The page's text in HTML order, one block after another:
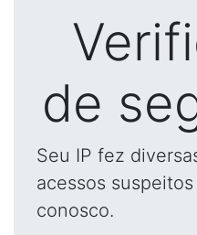
de
Seu IP fez
acessos
conosco.